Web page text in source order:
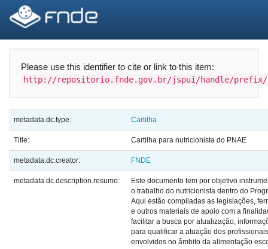
navigation
Please use this identifier to cite or link to this item:
http://repositorio.fnde.gov.br/jspui/handle/prefix/
metadata.dc.type: Cartilha
Title: Cartilha para nutricionista do PNAE
metadata.dc.creator: FNDE
metadata.dc.description.resumo:
Este documento tem por objetivo
o trabalho do nutricionista dentro do
Aqui estão compiladas as legislações,
e outros materiais de apoio com a
facilitar a busca por atualização,
para qualificar a atuação dos profissionais
envolvidos no âmbito da alimentação